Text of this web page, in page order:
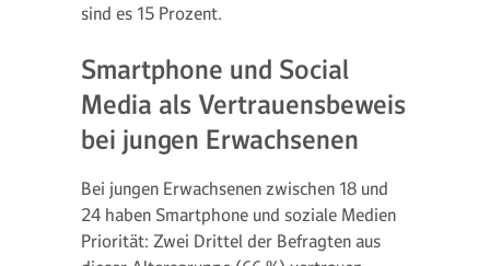
sind es 15 Prozent.
Smartphone und Social
Media als Vertrauensbeweis
bei jungen Erwachsenen
Bei jungen Erwachsenen zwischen 18 und
24 haben Smartphone und soziale Medien
Priorität: Zwei Drittel der Befragten aus